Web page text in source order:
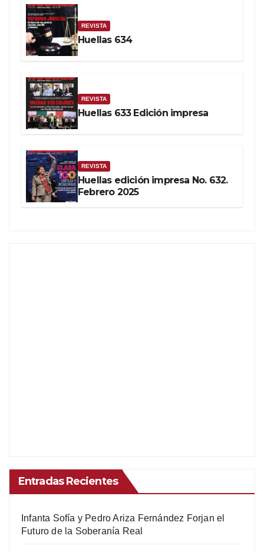
REVISTA
Huellas 634
REVISTA
Huellas 633 Edición impresa
REVISTA
Huellas edición impresa No. 632.
Febrero 2025
Entradas Recientes
Infanta Sofía y Pedro Ariza Fernández Forjan el
Futuro de la Soberanía Real